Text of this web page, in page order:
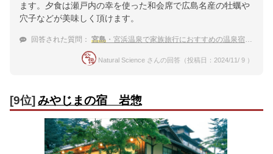
ます。夕食は瀬戸内の幸を使った和会席で広島名産の牡蠣や
穴子などが美味しく頂けます。
回答された質問： 宮島 ・宮浜温泉で家族旅行におすすめの温泉宿が知りたい！
Natural Science さんの回答（投稿日：2024/11/ 9 ）
[9位] みやじまの宿 岩惣